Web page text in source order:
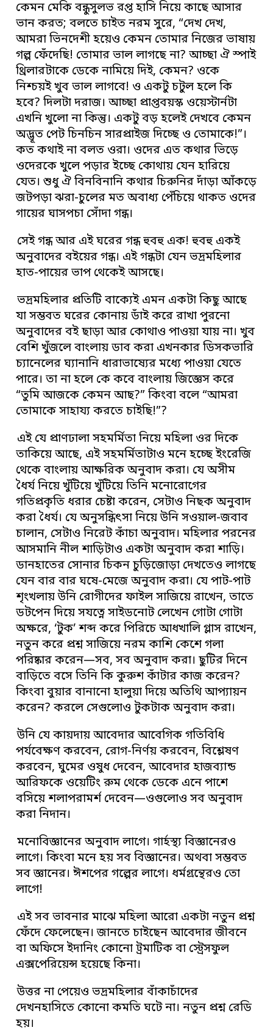
কেমন মেকি বন্ধুসুলভ রপ্ত হাসি নিয়ে কাছে আসার
ভান করত; বলতে চাইত নরম সুরে, “দেখ দেখ,
আমরা ভিনদেশী হয়েও কেমন তোমার নিজের ভাষায়
গল্প ফেঁদেছি! তোমার ভাল লাগছে না? আচ্ছা ঐ স্পাই
থ্রিলারটাকে ডেকে নামিয়ে দিই, কেমন? ওকে
নিশ্চয়ই খুব ভাল লাগবে! ও একটু চটুল হলে কি
হবে? দিলটা দরাজ। আচ্ছা প্রাপ্তবয়স্ক ওয়েস্টার্নটা
এখনি খুলো না কিন্তু। একটু বড় হলেই দেখবে কেমন
অদ্ভূত পেট চিনচিন সারপ্রাইজ দিচ্ছে ও তোমাকে!”।
কত কথাই না বলত ওরা। ওদের এত কথার ভিড়ে
ওদেরকে খুলে পড়ার ইচ্ছে কোথায় যেন হারিয়ে
যেত। শুধু ঐ বিনবিনানি কথার চিরুনির দাঁড়া আঁকড়ে
জটপড়া ঝরা-চুলের মত অবাধ্য পেঁচিয়ে থাকত ওদের
গায়ের ঘাসপচা সোঁদা গন্ধ।
সেই গন্ধ আর এই ঘরের গন্ধ হুবহু এক! হুবহু একই
অনুবাদের বইয়ের গন্ধ। এই গন্ধটা যেন ভদ্রমহিলার
হাত-পায়ের ভাপ থেকেই আসছে।
ভদ্রমহিলার প্রতিটি বাক্যেই এমন একটা কিছু আছে
যা সম্ভবত ঘরের কোনায় ডাঁই করে রাখা পুরনো
অনুবাদের বই ছাড়া আর কোথাও পাওয়া যায় না। খুব
বেশি খুঁজলে বাংলায় ডাব করা এখনকার ডিসকভারি
চ্যানেলের ঘ্যানানি ধারাভাষ্যের মধ্যে পাওয়া যেতে
পারে। তা না হলে কে কবে বাংলায় জিজ্ঞেস করে
“তুমি আজকে কেমন আছ?” কিংবা বলে “আমরা
তোমাকে সাহায্য করতে চাইছি!”?
এই যে প্রাণঢালা সহমর্মিতা নিয়ে মহিলা ওর দিকে
তাকিয়ে আছে, এই সহমর্মিতাটাও মনে হচ্ছে ইংরেজি
থেকে বাংলায় আক্ষরিক অনুবাদ করা। যে অসীম
ধৈর্য নিয়ে খুঁটিয়ে খুঁটিয়ে তিনি মনোরোগের
গতিপ্রকৃতি ধরার চেষ্টা করেন, সেটাও নিছক অনুবাদ
করা ধৈর্য। যে অনুসন্ধিৎসা নিয়ে উনি সওয়াল-জবাব
চালান, সেটাও নিরেট কাঁচা অনুবাদ। মহিলার পরনের
আসমানি নীল শাড়িটাও একটা অনুবাদ করা শাড়ি।
ডানহাতের সোনার চিকন চুড়িজোড়া দেখতেও লাগছে
যেন বার বার ঘষে-মেজে অনুবাদ করা। যে পাট-পাট
শৃংখলায় উনি রোগীদের ফাইল সাজিয়ে রাখেন, তাতে
ডটপেন দিয়ে সযত্নে সাইডনোট লেখেন গোটা গোটা
অক্ষরে, ‘টুক’ শব্দ করে পিরিচে আধখালি গ্লাস রাখেন,
নতুন করে প্রশ্ন সাজিয়ে নরম কাশি কেশে গলা
পরিষ্কার করেন—সব, সব অনুবাদ করা। ছুটির দিনে
বাড়িতে বসে তিনি কি কুরুশ কাঁটার কাজ করেন?
কিংবা বুয়ার বানানো হালুয়া দিয়ে অতিথি আপ্যায়ন
করেন? করলে সেগুলোও টুকটাক অনুবাদ করা।
উনি যে কায়দায় আবেদার আবেগিক গতিবিধি
পর্যবেক্ষণ করবেন, রোগ-নির্ণয় করবেন, বিশ্লেষণ
করবেন, ঘুমের ওষুধ দেবেন, আবেদার হাজব্যান্ড
আরিফকে ওয়েটিং রুম থেকে ডেকে এনে পাশে
বসিয়ে শলাপরামর্শ দেবেন—ওগুলোও সব অনুবাদ
করা নিদান।
মনোবিজ্ঞানের অনুবাদ লাগে। গার্হস্থ্য বিজ্ঞানেরও
লাগে। কিংবা মনে হয় সব বিজ্ঞানের। অথবা সম্ভবত
সব জ্ঞানের। ঈশপের গল্পের লাগে। ধর্মগ্রন্থেরও তো
লাগে!
এই সব ভাবনার মাঝে মহিলা আরো একটা নতুন প্রশ্ন
ফেঁদে ফেলেছেন। জানতে চাইছেন আবেদার জীবনে
বা অফিসে ইদানিং কোনো ট্রমাটিক বা স্ট্রেসফুল
এক্সপেরিয়েন্স হয়েছে কিনা।
উত্তর না পেয়েও ভদ্রমহিলার বাঁকাচাঁদের
দেখনহাসিতে কোনো কমতি ঘটে না। নতুন প্রশ্ন রেডি
হয়।